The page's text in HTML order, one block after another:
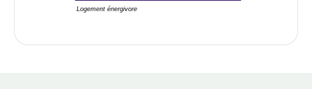
Logement énergivore